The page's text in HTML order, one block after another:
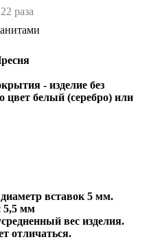
раза
- изделие без
цвет белый (серебро) или
вставок 5 мм.
5,5 мм
вес изделия.
отличаться.